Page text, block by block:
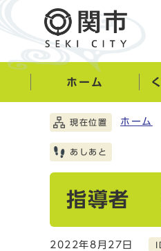
ホーム
現在位置 ホーム
あしあと
指導者
2022年8月27日